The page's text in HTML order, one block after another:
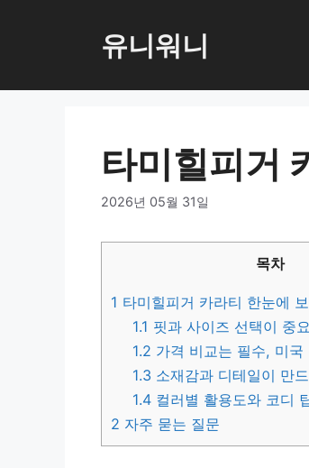
로
유니워니
타미힐피거
2026년 05월 31일
목차
1 타미힐피거 카라티 한눈에
1.1 핏과 사이즈 선택이 중
1.2 가격 비교는 필수, 미
1.3 소재감과 디테일이 만
1.4 컬러별 활용도와 코디
2 자주 묻는 질문